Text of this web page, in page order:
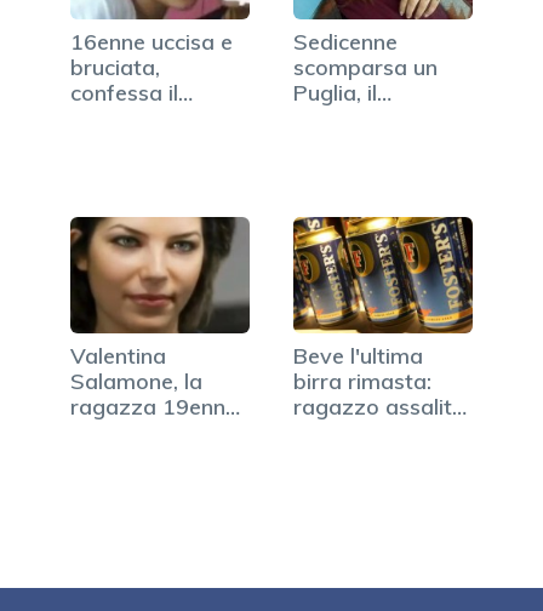
16enne uccisa e
bruciata,
confessa il
Sedicenne
scomparsa un
Puglia, il
Valentina
Salamone, la
ragazza 19enne
Beve l'ultima
birra rimasta:
ragazzo assalito